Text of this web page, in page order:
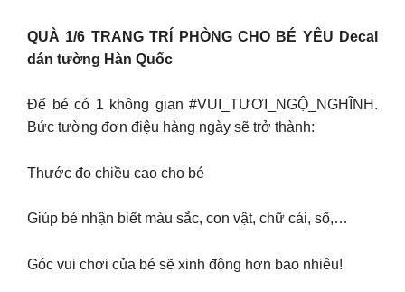
QUÀ 1/6 TRANG TRÍ PHÒNG CHO BÉ YÊU Decal
dán tường Hàn Quốc
Để bé có 1 không gian #VUI_TƯƠI_NGỘ_NGHĨNH.
Bức tường đơn điệu hàng ngày sẽ trở thành:
Thước đo chiều cao cho bé
Giúp bé nhận biết màu sắc, con vật, chữ cái, số,…
Góc vui chơi của bé sẽ xinh động hơn bao nhiêu!